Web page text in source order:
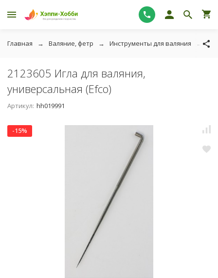
Главная Валяние, фетр Инструменты для валяния
2123605 Игла для валяния,
универсальная (Efco)
Артикул: hh019991
-15%